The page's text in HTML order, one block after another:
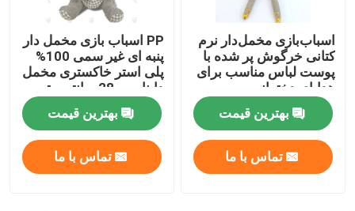
اسباب بازی های پارچه ای سگ
کت نوزادی نوزاد
اسباب‌بازی مخمل‌دار نرم
کتانی خرگوش پر شده با
پوست لباس مناسب برای
هدایای دخترانه
بهترین قیمت
تماس با ما
PP اسباب بازی مخمل دار
پنبه ای غیر سمی 100%
پلی استر خاکستری مخمل
دایناسور 28 سانتی متر
بهترین قیمت
تماس با ما